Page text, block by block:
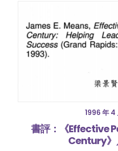
1996 年 4
書評：《Effective
Century》